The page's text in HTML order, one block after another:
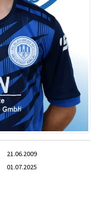
21.06.2009
01.07.2025